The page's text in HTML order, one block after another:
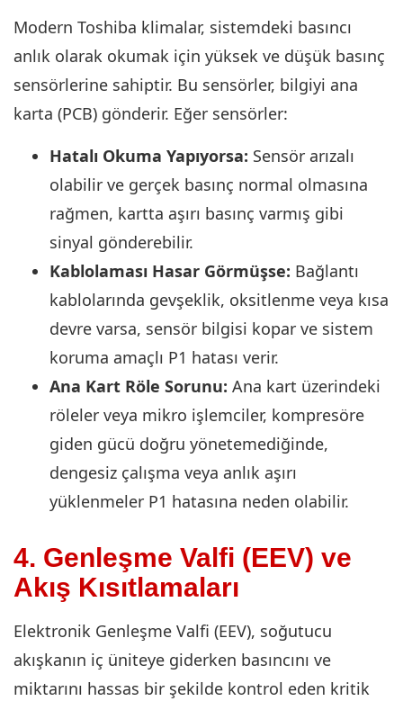
Modern Toshiba klimalar, sistemdeki basıncı
anlık olarak okumak için yüksek ve düşük basınç
sensörlerine sahiptir. Bu sensörler, bilgiyi ana
karta (PCB) gönderir. Eğer sensörler:
Hatalı Okuma Yapıyorsa: Sensör arızalı
olabilir ve gerçek basınç normal olmasına
rağmen, kartta aşırı basınç varmış gibi
sinyal gönderebilir.
Kablolaması Hasar Görmüşse: Bağlantı
kablolarında gevşeklik, oksitlenme veya kısa
devre varsa, sensör bilgisi kopar ve sistem
koruma amaçlı P1 hatası verir.
Ana Kart Röle Sorunu: Ana kart üzerindeki
röleler veya mikro işlemciler, kompresöre
giden gücü doğru yönetemediğinde,
dengesiz çalışma veya anlık aşırı
yüklenmeler P1 hatasına neden olabilir.
4. Genleşme Valfi (EEV) ve
Akış Kısıtlamaları
Elektronik Genleşme Valfi (EEV), soğutucu
akışkanın iç üniteye giderken basıncını ve
miktarını hassas bir şekilde kontrol eden kritik